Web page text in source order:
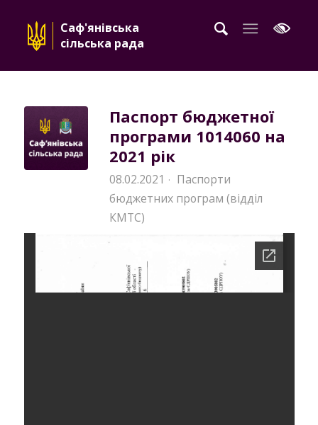
Саф'янівська
сільська рада
Паспорт бюджетної
програми 1014060 на
2021 рік
08.02.2021 · Паспорти
бюджетних програм (відділ
КМТС)